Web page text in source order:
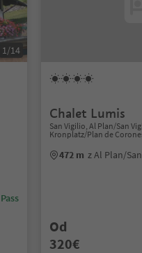
1/14
Chalet Lumis
San Vigilio, Al Plan/San
Kronplatz/Plan de
472 m z Al Plan/
Od
320€